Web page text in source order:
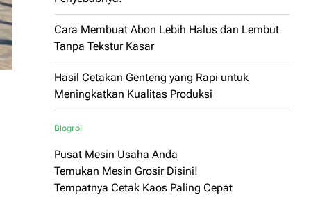
Cara Membuat Abon Lebih Halus dan Lembut
Tanpa Tekstur Kasar
Hasil Cetakan Genteng yang Rapi untuk
Meningkatkan Kualitas Produksi
Blogroll
Pusat Mesin Usaha Anda
Temukan Mesin Grosir Disini!
Tempatnya Cetak Kaos Paling Cepat